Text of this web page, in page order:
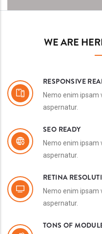
WE ARE
RESPONSIVE
Nemo enim ipsam
aspernatur.
SEO READY
Nemo enim ipsam
aspernatur.
RETINA
Nemo enim ipsam
aspernatur.
TONS OF